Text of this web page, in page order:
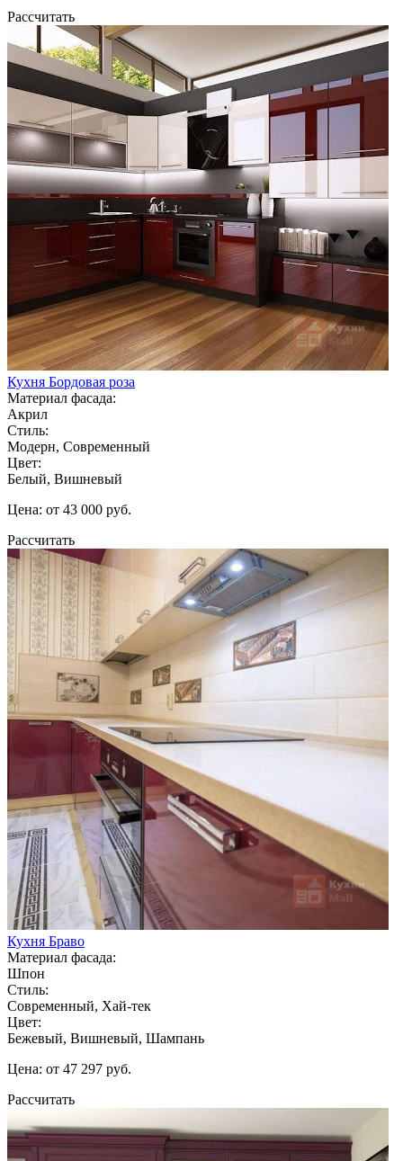
Рассчитать
Кухня Бордовая роза
Материал фасада:
Акрил
Стиль:
Модерн, Современный
Цвет:
Белый, Вишневый
Цена: от 43 000 руб.
Рассчитать
Кухня Браво
Материал фасада:
Шпон
Стиль:
Современный, Хай-тек
Цвет:
Бежевый, Вишневый, Шампань
Цена: от 47 297 руб.
Рассчитать